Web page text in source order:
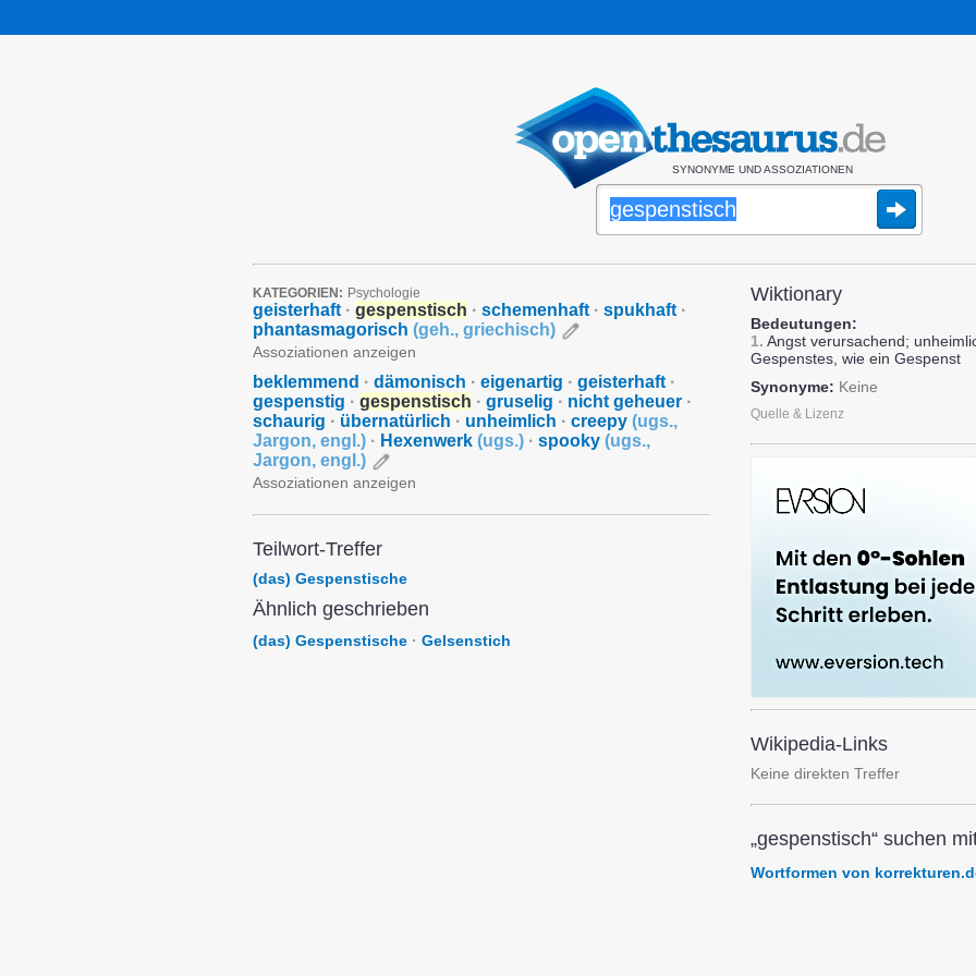
SYNONYME UND ASSOZIATIONEN
KATEGORIEN: Psychologie
geisterhaft · gespenstisch · schemenhaft · spukhaft ·
phantasmagorisch (geh., griechisch)
Assoziationen anzeigen
beklemmend · dämonisch · eigenartig · geisterhaft ·
gespenstig · gespenstisch · gruselig · nicht geheuer ·
schaurig · übernatürlich · unheimlich · creepy (ugs.,
Jargon, engl.) · Hexenwerk (ugs.) · spooky (ugs.,
Jargon, engl.)
Assoziationen anzeigen
Teilwort-Treffer
(das) Gespenstische
Ähnlich geschrieben
(das) Gespenstische · Gelsenstich
Wiktionary
Bedeutungen:
1. Angst verursachend;
Gespenstes, wie ein Gespenst
Synonyme: Keine
Quelle & Lizenz
Wikipedia-Links
Keine direkten Treffer
„gespenstisch“ suchen
Wortformen von